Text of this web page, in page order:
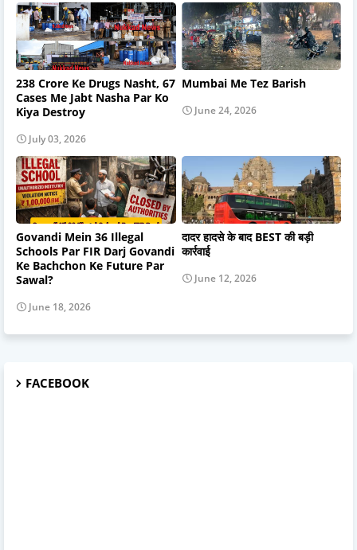
238 Crore Ke Drugs Nasht, 67
Cases Me Jabt Nasha Par Ko
Kiya Destroy
July 03, 2026
Mumbai Me Tez Barish
June 24, 2026
Govandi Mein 36 Illegal
Schools Par FIR Darj Govandi
Ke Bachchon Ke Future Par
Sawal?
June 18, 2026
दादर हादसे के बाद BEST की बड़ी
कार्रवाई
June 12, 2026
FACEBOOK